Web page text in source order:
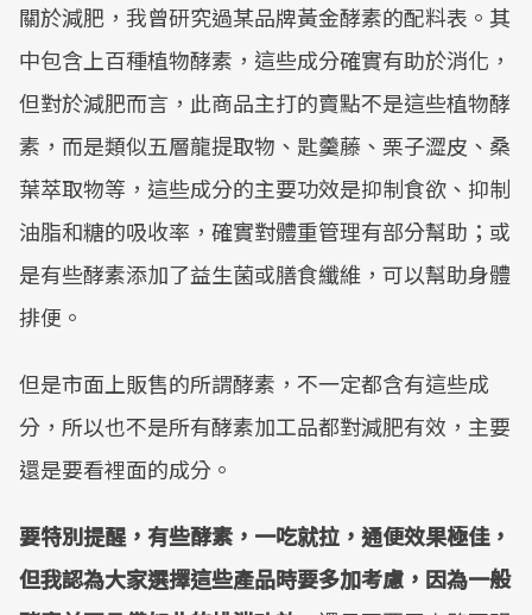
關於減肥，我曾研究過某品牌黃金酵素的配料表。其
中包含上百種植物酵素，這些成分確實有助於消化，
但對於減肥而言，此商品主打的賣點不是這些植物酵
素，而是類似五層龍提取物、匙羹藤、栗子澀皮、桑
葉萃取物等，這些成分的主要功效是抑制食欲、抑制
油脂和糖的吸收率，確實對體重管理有部分幫助；或
是有些酵素添加了益生菌或膳食纖維，可以幫助身體
排便。
但是市面上販售的所謂酵素，不一定都含有這些成
分，所以也不是所有酵素加工品都對減肥有效，主要
還是要看裡面的成分。
要特別提醒，有些酵素，一吃就拉，通便效果極佳，
但我認為大家選擇這些產品時要多加考慮，因為一般